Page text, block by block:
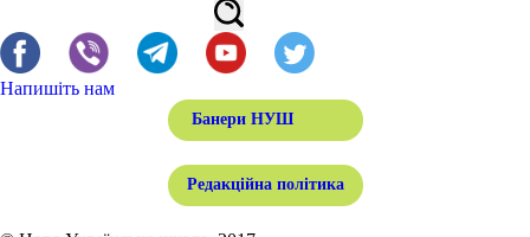
Напишіть нам
Банери НУШ
Редакційна політика